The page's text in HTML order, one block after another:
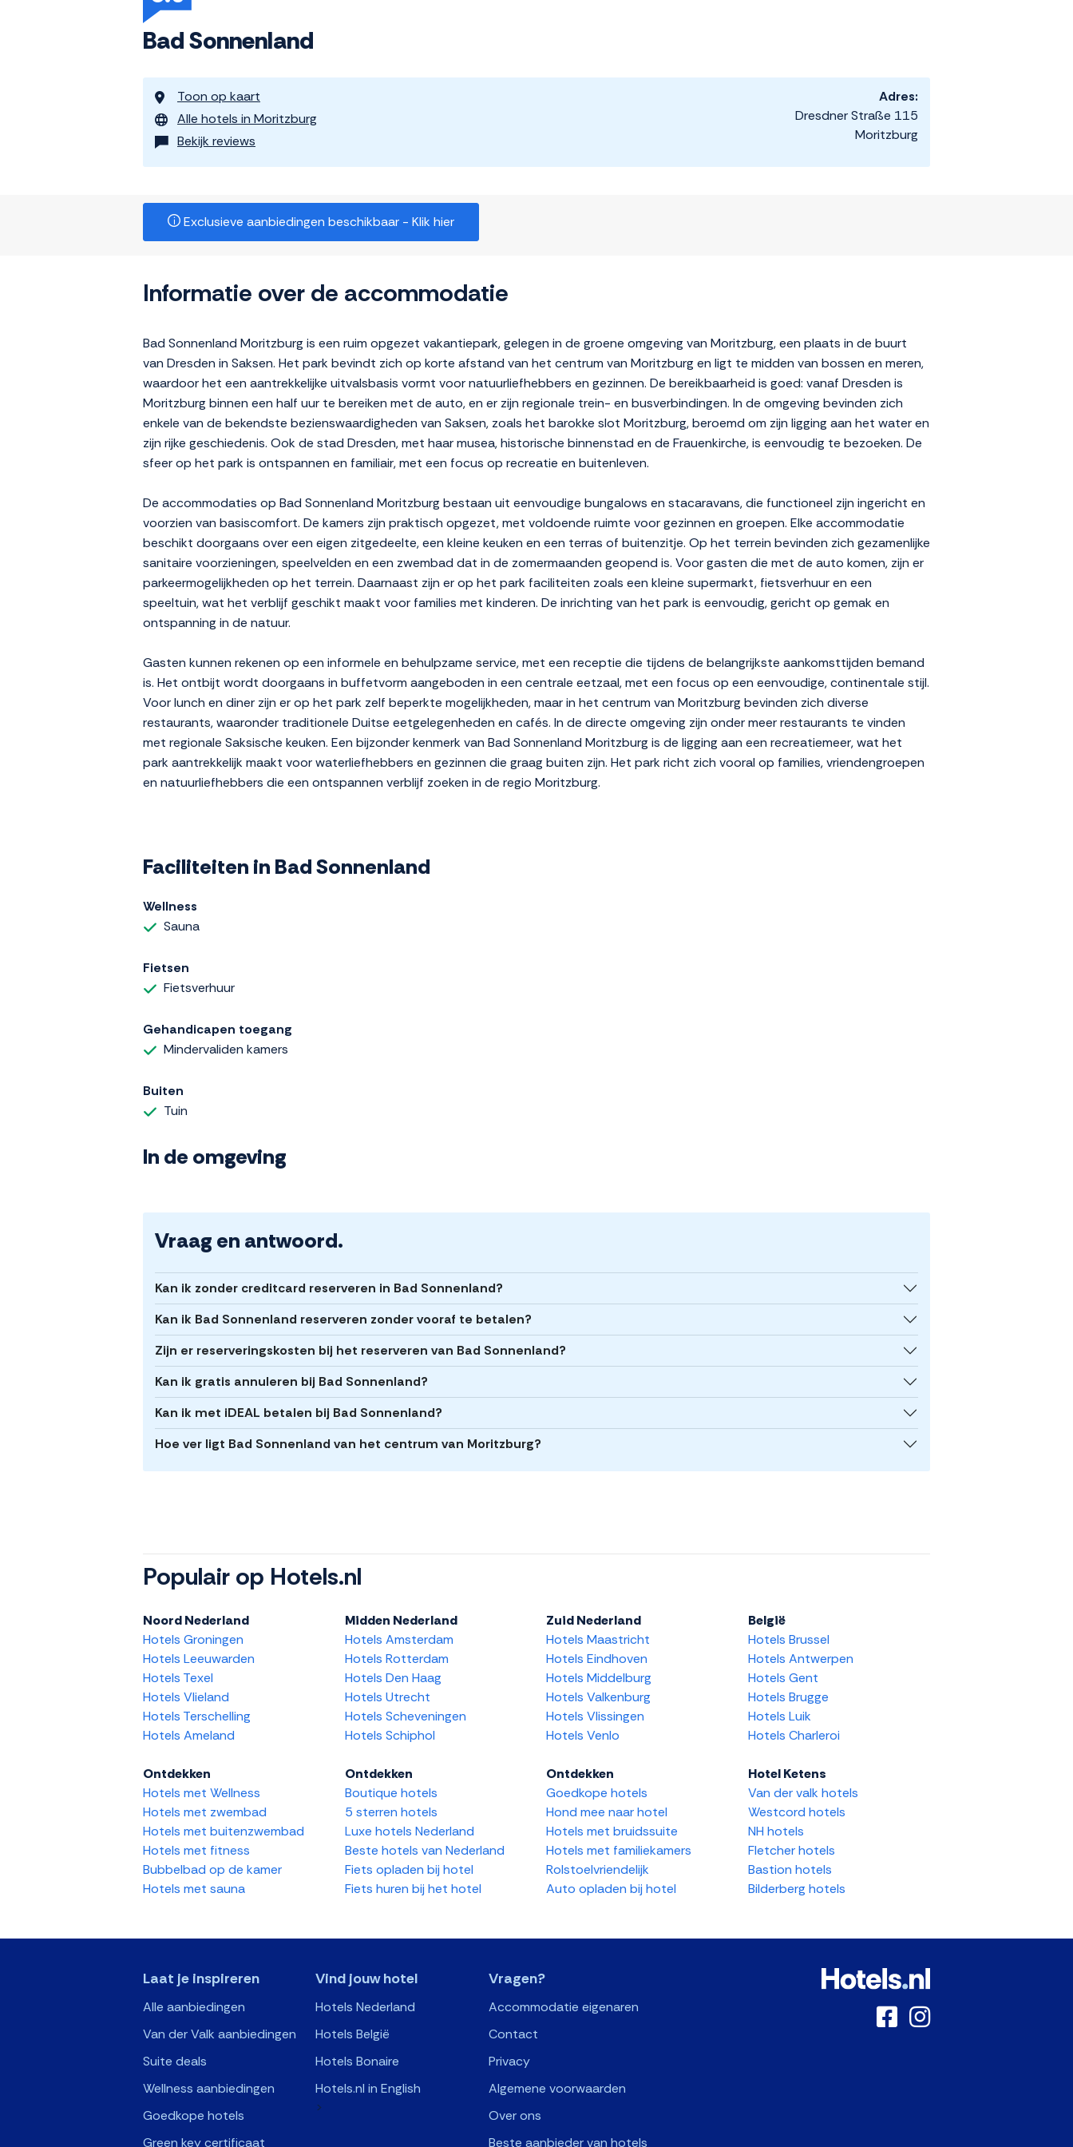
Bad Sonnenland
Toon op kaart
Alle hotels in Moritzburg
Bekijk reviews
Adres:
Dresdner Straße 115
Moritzburg
Exclusieve aanbiedingen beschikbaar - Klik hier
Informatie over de accommodatie
Bad Sonnenland Moritzburg is een ruim opgezet vakantiepark, gelegen in de groene omgeving van Moritzburg, een plaats in de buurt
van Dresden in Saksen. Het park bevindt zich op korte afstand van het centrum van Moritzburg en ligt te midden van bossen en meren,
waardoor het een aantrekkelijke uitvalsbasis vormt voor natuurliefhebbers en gezinnen. De bereikbaarheid is goed: vanaf Dresden is
Moritzburg binnen een half uur te bereiken met de auto, en er zijn regionale trein- en busverbindingen. In de omgeving bevinden zich
enkele van de bekendste bezienswaardigheden van Saksen, zoals het barokke slot Moritzburg, beroemd om zijn ligging aan het water en
zijn rijke geschiedenis. Ook de stad Dresden, met haar musea, historische binnenstad en de Frauenkirche, is eenvoudig te bezoeken. De
sfeer op het park is ontspannen en familiair, met een focus op recreatie en buitenleven.
De accommodaties op Bad Sonnenland Moritzburg bestaan uit eenvoudige bungalows en stacaravans, die functioneel zijn ingericht en
voorzien van basiscomfort. De kamers zijn praktisch opgezet, met voldoende ruimte voor gezinnen en groepen. Elke accommodatie
beschikt doorgaans over een eigen zitgedeelte, een kleine keuken en een terras of buitenzitje. Op het terrein bevinden zich gezamenlijke
sanitaire voorzieningen, speelvelden en een zwembad dat in de zomermaanden geopend is. Voor gasten die met de auto komen, zijn er
parkeermogelijkheden op het terrein. Daarnaast zijn er op het park faciliteiten zoals een kleine supermarkt, fietsverhuur en een
speeltuin, wat het verblijf geschikt maakt voor families met kinderen. De inrichting van het park is eenvoudig, gericht op gemak en
ontspanning in de natuur.
Gasten kunnen rekenen op een informele en behulpzame service, met een receptie die tijdens de belangrijkste aankomsttijden bemand
is. Het ontbijt wordt doorgaans in buffetvorm aangeboden in een centrale eetzaal, met een focus op een eenvoudige, continentale stijl.
Voor lunch en diner zijn er op het park zelf beperkte mogelijkheden, maar in het centrum van Moritzburg bevinden zich diverse
restaurants, waaronder traditionele Duitse eetgelegenheden en cafés. In de directe omgeving zijn onder meer restaurants te vinden
met regionale Saksische keuken. Een bijzonder kenmerk van Bad Sonnenland Moritzburg is de ligging aan een recreatiemeer, wat het
park aantrekkelijk maakt voor waterliefhebbers en gezinnen die graag buiten zijn. Het park richt zich vooral op families, vriendengroepen
en natuurliefhebbers die een ontspannen verblijf zoeken in de regio Moritzburg.
Faciliteiten in Bad Sonnenland
Wellness
Sauna
Fietsen
Fietsverhuur
Gehandicapen toegang
Mindervaliden kamers
Buiten
Tuin
In de omgeving
Vraag en antwoord.
Kan ik zonder creditcard reserveren in Bad Sonnenland?
Kan ik Bad Sonnenland reserveren zonder vooraf te betalen?
Zijn er reserveringskosten bij het reserveren van Bad Sonnenland?
Kan ik gratis annuleren bij Bad Sonnenland?
Kan ik met iDEAL betalen bij Bad Sonnenland?
Hoe ver ligt Bad Sonnenland van het centrum van Moritzburg?
Populair op Hotels.nl
Noord Nederland
Hotels Groningen
Hotels Leeuwarden
Hotels Texel
Hotels Vlieland
Hotels Terschelling
Hotels Ameland
Midden Nederland
Hotels Amsterdam
Hotels Rotterdam
Hotels Den Haag
Hotels Utrecht
Hotels Scheveningen
Hotels Schiphol
Zuid Nederland
Hotels Maastricht
Hotels Eindhoven
Hotels Middelburg
Hotels Valkenburg
Hotels Vlissingen
Hotels Venlo
België
Hotels Brussel
Hotels Antwerpen
Hotels Gent
Hotels Brugge
Hotels Luik
Hotels Charleroi
Ontdekken
Hotels met Wellness
Hotels met zwembad
Hotels met buitenzwembad
Hotels met fitness
Bubbelbad op de kamer
Hotels met sauna
Ontdekken
Boutique hotels
5 sterren hotels
Luxe hotels Nederland
Beste hotels van Nederland
Fiets opladen bij hotel
Fiets huren bij het hotel
Ontdekken
Goedkope hotels
Hond mee naar hotel
Hotels met bruidssuite
Hotels met familiekamers
Rolstoelvriendelijk
Auto opladen bij hotel
Hotel Ketens
Van der valk hotels
Westcord hotels
NH hotels
Fletcher hotels
Bastion hotels
Bilderberg hotels
Laat je inspireren
Alle aanbiedingen
Van der Valk aanbiedingen
Suite deals
Wellness aanbiedingen
Goedkope hotels
Green key certificaat
Vind jouw hotel
Hotels Nederland
Hotels België
Hotels Bonaire
Hotels.nl in English
>
Vragen?
Accommodatie eigenaren
Contact
Privacy
Algemene voorwaarden
Over ons
Beste aanbieder van hotels